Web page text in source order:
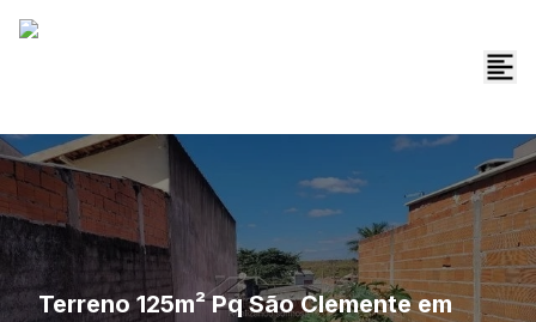
Terreno 125m² Pq São Clemente em